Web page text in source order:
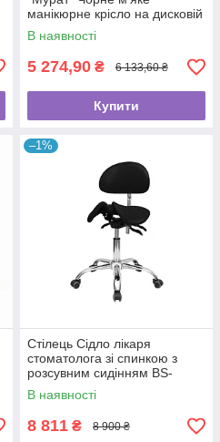
манікюрне крісло на дисковій
базі
В наявності
5 274,90 ₴ 6 133,60 ₴
Купити
–1%
Стілець Сідло лікаря
стоматолога зі спинкою з
розсувним сидінням BS-
4008-1 з регулюванням
висоти для косметолога
В наявності
8 811 ₴ 8 900 ₴